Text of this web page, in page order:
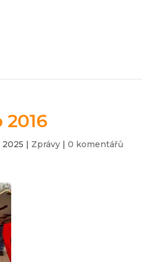
2025 | Zprávy |0 komentářů